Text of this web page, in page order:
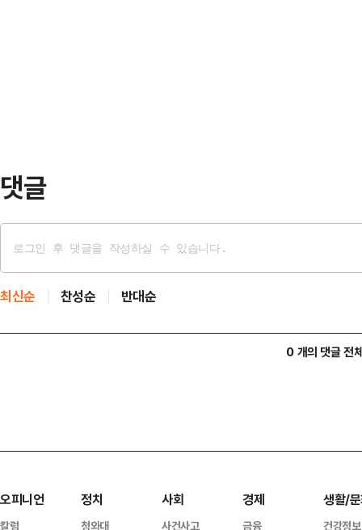
댓글
최신순 찬성순 반대순
0 개의 댓글 전
오피니언
칼럼
정치
청와대
사회
사건사고
경제
금융
생활/
건강정보